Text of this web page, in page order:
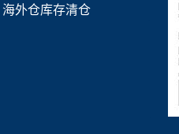
海外仓库存清仓